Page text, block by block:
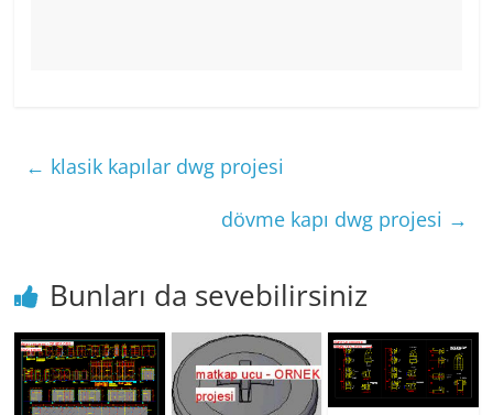
← klasik kapılar dwg projesi
dövme kapı dwg projesi →
Bunları da sevebilirsiniz